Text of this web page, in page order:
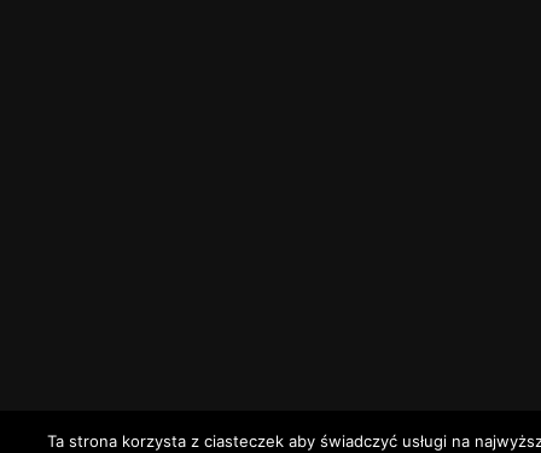
Ta strona korzysta z ciasteczek aby świadczyć usługi na